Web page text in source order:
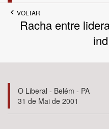
Até
Bioma / Bacia
Tema
VOLTAR
Racha entre
O Liberal - Belém - PA
31 de Mai de 2001